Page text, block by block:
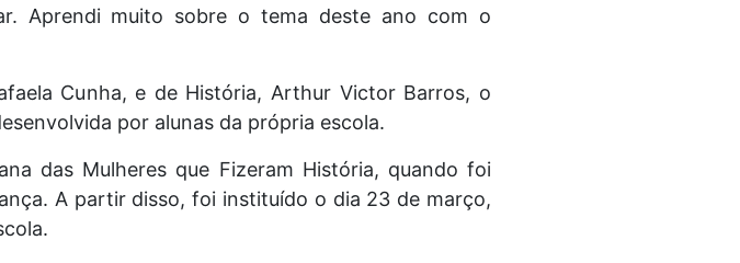
Aprendi muito sobre o tema deste ano com o
Cunha, e de História, Arthur Victor Barros, o
por alunas da própria escola.
das Mulheres que Fizeram História, quando foi
A partir disso, foi instituído o dia 23 de março,